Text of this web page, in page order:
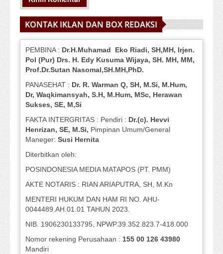
KONTAK IKLAN DAN BOX REDAKSI
PEMBINA : Dr.H.Muhamad Eko Riadi, SH,MH, Irjen.
Pol (Pur) Drs. H. Edy Kusuma Wijaya, SH. MH, MM,
Prof.Dr.Sutan Nasomal,SH.MH,PhD.
PANASEHAT : Dr. R. Warman Q, SH, M.Si, M.Hum,
Dr, Waqkimansyah, S.H, M.Hum, MSc, Herawan
Sukses, SE, M,Si
FAKTA INTERGRITAS : Pendiri : Dr.(c). Hevvi
Henrizan, SE, M.Si, Pimpinan Umum/General
Maneger: Susi Hernita
Diterbitkan oleh:
POSINDONESIA MEDIA MATAPOS (PT. PMM)
AKTE NOTARIS : RIAN ARIAPUTRA, SH, M.Kn
MENTERI HUKUM DAN HAM RI NO. AHU-
0044489.AH.01.01 TAHUN 2023.
NIB. 1906230133795, NPWP.39.352.823.7-418.000
Nomor rekening Perusahaan : 155 00 126 43980
Mandiri